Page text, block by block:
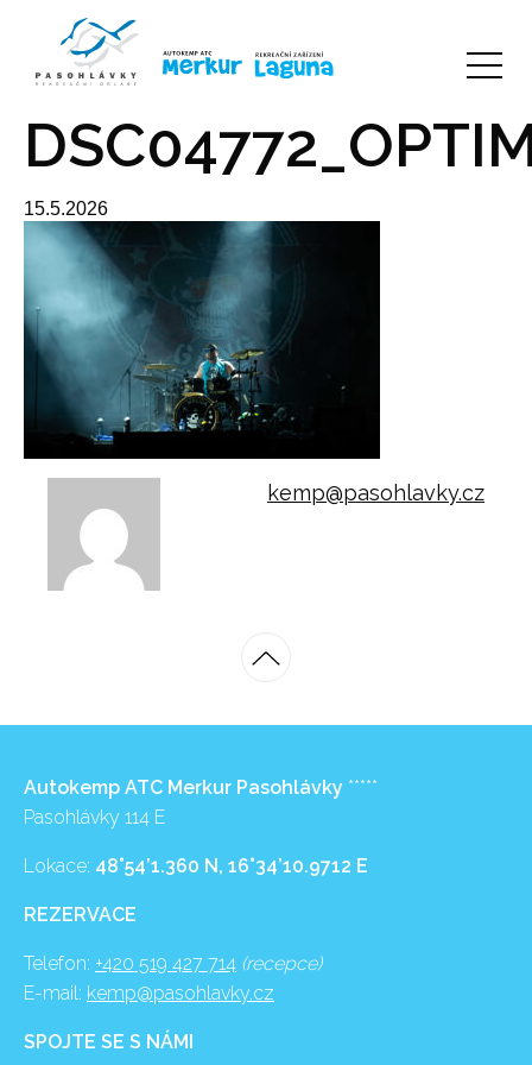
15.5.2026
kemp@pasohlavky.cz
Autokemp ATC Merkur Pasohlávky *****
Pasohlávky 114 E
Lokace: 48°54’1.360 N, 16°34’10.9712 E
REZERVACE
Telefon: +420 519 427 714 (recepce)
E-mail: kemp@pasohlavky.cz
SPOJTE SE S NÁMI